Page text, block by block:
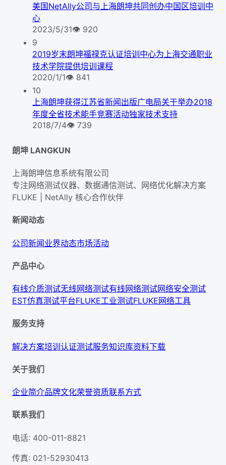
美国NetAlly公司与上海朗坤共同创办中国区培训中
心
2023/5/31👁 920
9
2019岁末朗坤福禄克认证培训中心为上海交通职业
技术学院提供培训课程
2020/1/1👁 841
10
上海朗坤获得江苏省新闻出版广电局关于举办2018
年度全省技术能手竞赛活动独家技术支持
2018/7/4👁 739
朗坤 LANGKUN
上海朗坤信息系统有限公司
专注网络测试仪器、数据通信测试、网络优化解决方案
FLUKE | NetAlly 核心合作伙伴
新闻动态
公司新闻业界动态市场活动
产品中心
有线介质测试无线网络测试有线网络测试网络安全测试
EST仿真测试平台FLUKE工业测试FLUKE网络工具
服务支持
解决方案培训认证测试服务知识库资料下载
关于我们
企业简介品牌文化荣誉资质联系方式
联系我们
电话: 400-011-8821
传真: 021-52930413